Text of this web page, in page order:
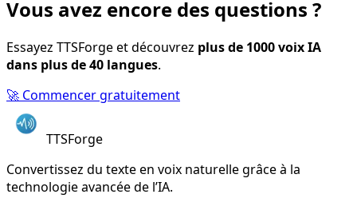
Vous avez encore des questions ?
Essayez TTSForge et découvrez plus de 1000 voix IA
dans plus de 40 langues.
🚀 Commencer gratuitement
TTSForge
Convertissez du texte en voix naturelle grâce à la
technologie avancée de l’IA.